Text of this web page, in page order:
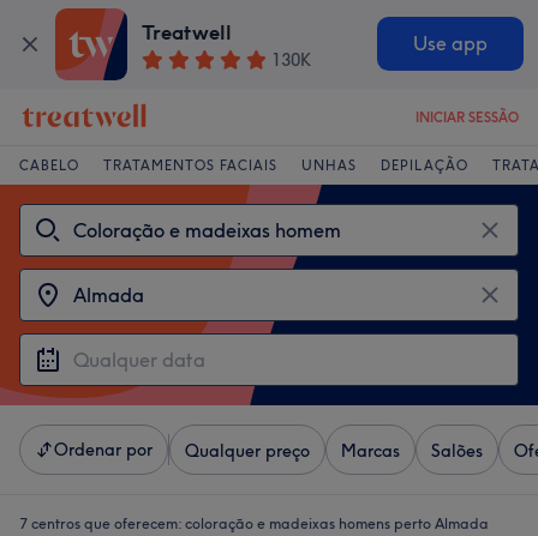
Treatwell
130K
Use app
INICIAR SESSÃO
CABELO TRATAMENTOS FACIAIS UNHAS DEPILAÇÃO
Ordenar por Qualquer preço Marcas Salões
7 centros que oferecem: coloração e madeixas homens perto Almada